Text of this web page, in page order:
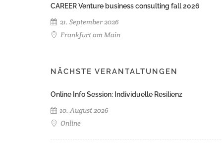
CAREER Venture business consulting fall 2026
21. September 2026
Frankfurt am Main
NÄCHSTE VERANTALTUNGEN
Online Info Session: Individuelle Resilienz
10. August 2026
Online